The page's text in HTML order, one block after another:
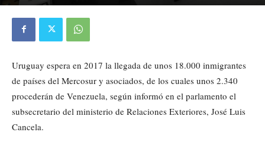
Uruguay espera en 2017 la llegada de unos 18.000 inmigrantes
de países del Mercosur y asociados, de los cuales unos 2.340
procederán de Venezuela, según informó en el parlamento el
subsecretario del ministerio de Relaciones Exteriores, José Luis
Cancela.